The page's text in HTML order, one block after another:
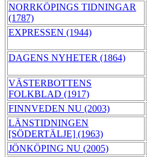
NORRKÖPINGS TIDNINGAR
(1787)
EXPRESSEN (1944)
DAGENS NYHETER (1864)
VÄSTERBOTTENS
FOLKBLAD (1917)
FINNVEDEN NU (2003)
LÄNSTIDNINGEN
[SÖDERTÄLJE] (1963)
JÖNKÖPING NU (2005)